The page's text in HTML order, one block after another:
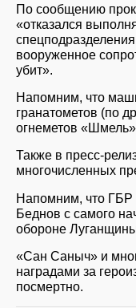
По сообщению
«отказался
вооруженное
убит».
Напомним, что
гранатометов (по
огнеметов
Также в пресс-
многочисленных
Напомним, что ГБР
Беднов с самого
обороне
«Сан Саныч» и
наградами за
посмертно.